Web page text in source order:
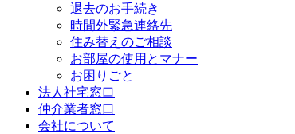
退去のお手続き
時間外緊急連絡先
住み替えのご相談
お部屋の使用とマナー
お困りごと
法人社宅窓口
仲介業者窓口
会社について